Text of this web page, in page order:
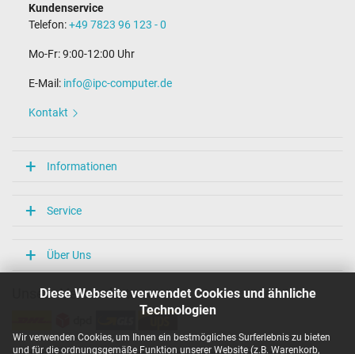
Diese Webseite verwendet Cookies und ähnliche
Technologien
Wir verwenden Cookies, um Ihnen ein bestmögliches Surferlebnis zu bieten
und für die ordnungsgemäße Funktion unserer Website (z.B. Warenkorb,
Kundenservice
Telefon:+49 7823 96 123 - 0
Mo-Fr: 9:00-12:00 Uhr
E-Mail: info@ipc-computer.de
Kontakt
Informationen
Service
Über Uns
Unsere Versandarten